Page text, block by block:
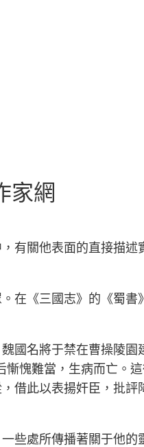
家網
關他表面的直接描述
在《三國志》的《蜀
國名將于禁在曹操陵
愧難當，生病而亡。
借此以表揚奸臣，批
些處所傳播著關于他